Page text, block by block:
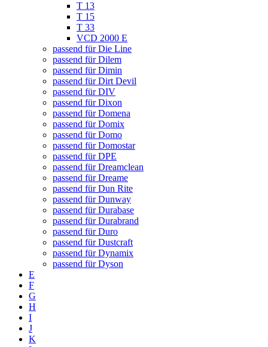
T 13
T 15
T 33
VCD 2000 E
passend für Die Line
passend für Dilem
passend für Dimin
passend für Dirt Devil
passend für DIV
passend für Dixon
passend für Domena
passend für Domix
passend für Domo
passend für Domostar
passend für DPE
passend für Dreamclean
passend für Dreame
passend für Dun Rite
passend für Dunway
passend für Durabase
passend für Durabrand
passend für Duro
passend für Dustcraft
passend für Dynamix
passend für Dyson
E
F
G
H
I
J
K